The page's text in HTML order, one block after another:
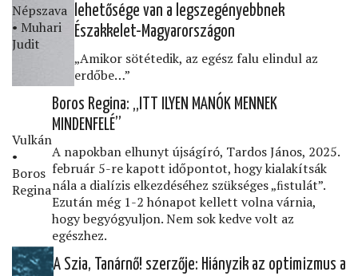
Népszava
• Muhari
Judit
lehetősége van a legszegényebbnek
Északkelet-Magyarországon
„Amikor sötétedik, az egész falu elindul az
erdőbe…”
Vulkán
•
Boros
Regina
Boros Regina: „ITT ILYEN MANÓK MENNEK
MINDENFELÉ”
A napokban elhunyt újságíró, Tardos János, 2025.
február 5-re kapott időpontot, hogy kialakítsák
nála a dialízis elkezdéséhez szükséges „ﬁstulát”.
Ezután még 1-2 hónapot kellett volna várnia,
hogy begyógyuljon. Nem sok kedve volt az
egészhez.
A Szia, Tanárnő! szerzője: Hiányzik az optimizmus a